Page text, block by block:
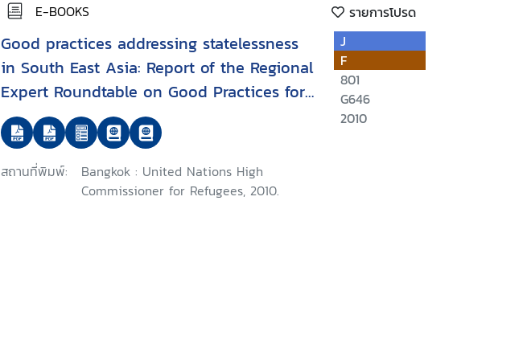
E-BOOKS รายการโปรด
Good practices addressing statelessness
in South East Asia: Report of the Regional
Expert Roundtable on Good Practices for
the Identification, Prevention and
Reduction of Statelessness and the
Protection of Stateless Persons in South
East Asia, Bangkok, 28 to 29 October 2010
สถานที่พิมพ์:
Bangkok : United Nations High
Commissioner for Refugees, 2010.
J
F
801
G646
2010